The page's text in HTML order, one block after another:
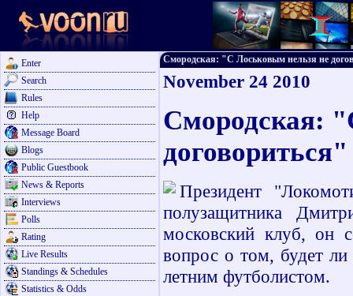
Enter
Search
Rules
Help
Message Board
Blogs
Public Guestbook
News & Reports
Interviews
Polls
Rating
Live Results
Standings & Schedules
Statistics & Odds
Смородская: "С Лоськовым нельзя не
November 24 2010
Смородская:
договориться"
Президент
полузащитника
московский клуб, он
вопрос о том, будет ли
летним футболистом.